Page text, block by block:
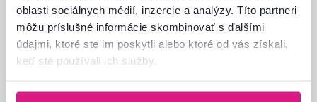
oblasti sociálnych médií, inzercie a analýzy. Títo partneri
môžu príslušné informácie skombinovať s ďalšími
údajmi, ktoré ste im poskytli alebo ktoré od vás získali,
keď ste používali ich služby.
4,8
31recenzií
Jednoduchosť montáže
4,9
Kvalita výrobku
4,5
Zodpovedá očakávaniam
4,8
Zabalenie výrobku